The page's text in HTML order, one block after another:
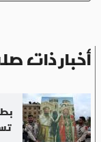
أخبار ذات